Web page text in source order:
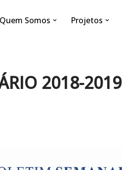
Quem Somos Projetos
2018-2019